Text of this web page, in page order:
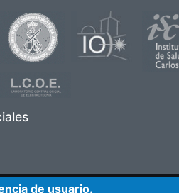
Imagen Imagen
Imagen
de usuario.